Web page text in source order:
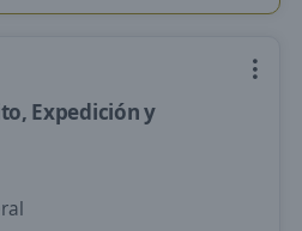
Expedición y